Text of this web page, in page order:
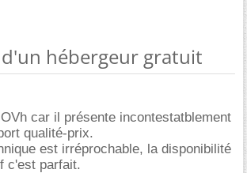
d'un hébergeur gratuit
car il présente incontestatblement
qualité-prix.
est irréprochable, la disponibilité
c'est parfait.